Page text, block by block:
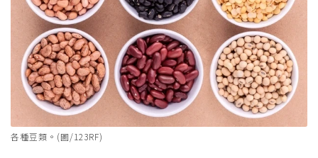
各種豆類。(圖/123RF)